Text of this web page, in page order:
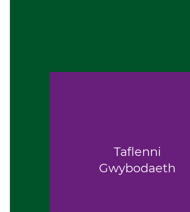
Taflenni
Gwybodaeth